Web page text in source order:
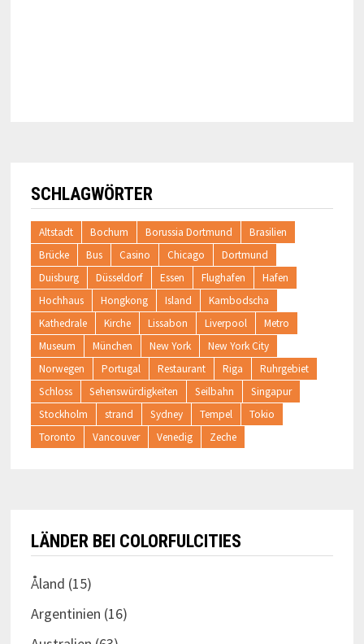
SCHLAGWÖRTER
Altstadt Bochum Borussia Dortmund
Brasilien
Brücke
Bus Casino Chicago
Dortmund
Duisburg
Düsseldorf Essen Flughafen
Hafen
Hochhaus
Hongkong Island
Kambodscha
Kathedrale
Kirche Lissabon Liverpool
Metro
Museum
München New York
New York City
Norwegen
Portugal Restaurant Riga
Ruhrgebiet
Schloss
Sehenswürdigkeiten Seilbahn
Singapur
Stockholm
strand Sydney Tempel
Tokio
Toronto
Vancouver Venedig Zeche
LÄNDER BEI COLORFULCITIES
Åland (15)
Argentinien (16)